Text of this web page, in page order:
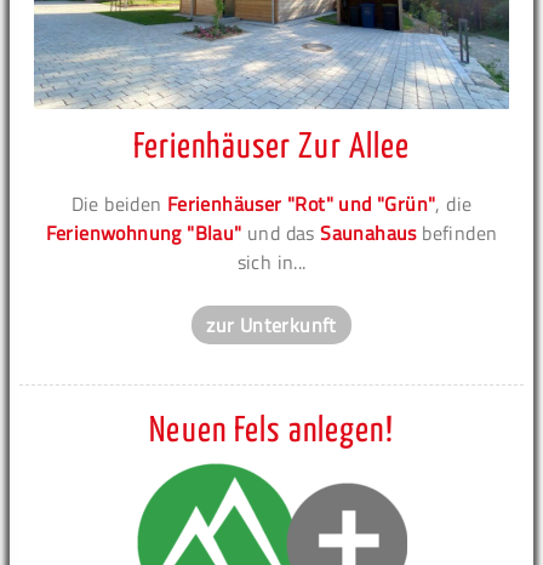
Ferienhäuser Zur Allee
Die beiden Ferienhäuser "Rot" und "Grün", die
Ferienwohnung "Blau" und dasSaunahausbefinden
sich in...
zur Unterkunft
Neuen Fels anlegen!